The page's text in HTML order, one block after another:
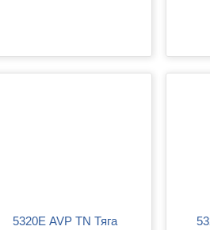
5320Е AVP TN Тяга
5320ЕК AVP TN Тяга